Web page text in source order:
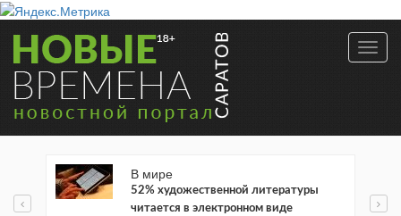
В мире
52% художественной литературы
читается в электронном виде